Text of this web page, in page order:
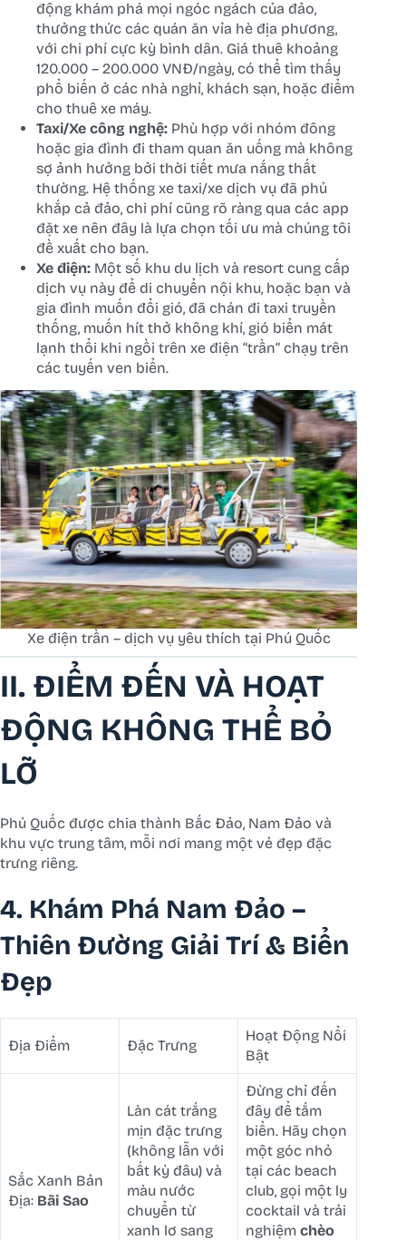
động khám phá mọi ngóc ngách của đảo,
thưởng thức các quán ăn vỉa hè địa phương,
với chi phí cực kỳ bình dân. Giá thuê khoảng
120.000 – 200.000 VNĐ/ngày, có thể tìm thấy
phổ biến ở các nhà nghỉ, khách sạn, hoặc điểm
cho thuê xe máy.
Taxi/Xe công nghệ: Phù hợp với nhóm đông
hoặc gia đình đi tham quan ăn uống mà không
sợ ảnh hưởng bởi thời tiết mưa nắng thất
thường. Hệ thống xe taxi/xe dịch vụ đã phủ
khắp cả đảo, chi phí cũng rõ ràng qua các app
đặt xe nên đây là lựa chọn tối ưu mà chúng tôi
đề xuất cho bạn.
Xe điện: Một số khu du lịch và resort cung cấp
dịch vụ này để di chuyển nội khu, hoặc bạn và
gia đình muốn đổi gió, đã chán đi taxi truyền
thống, muốn hít thở không khí, gió biển mát
lạnh thổi khi ngồi trên xe điện “trần” chạy trên
các tuyến ven biển.
Xe điện trần – dịch vụ yêu thích tại Phú Quốc
II. ĐIỂM ĐẾN VÀ HOẠT
ĐỘNG KHÔNG THỂ BỎ
LỠ
Phú Quốc được chia thành Bắc Đảo, Nam Đảo và
khu vực trung tâm, mỗi nơi mang một vẻ đẹp đặc
trưng riêng.
4. Khám Phá Nam Đảo –
Thiên Đường Giải Trí & Biển
Đẹp
Địa Điểm Đặc Trưng
Hoạt Động Nổi
Bật
Sắc Xanh Bản
Địa: Bãi Sao
Làn cát trắng
mịn đặc trưng
(không lẫn với
bất kỳ đâu) và
màu nước
chuyển từ
xanh lơ sang
Đừng chỉ đến
đây để tắm
biển. Hãy chọn
một góc nhỏ
tại các beach
club, gọi một ly
cocktail và trải
nghiệm chèo